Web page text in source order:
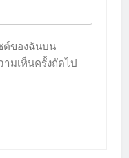
ต์ของฉันบน
ามเห็นครั้งถัดไป